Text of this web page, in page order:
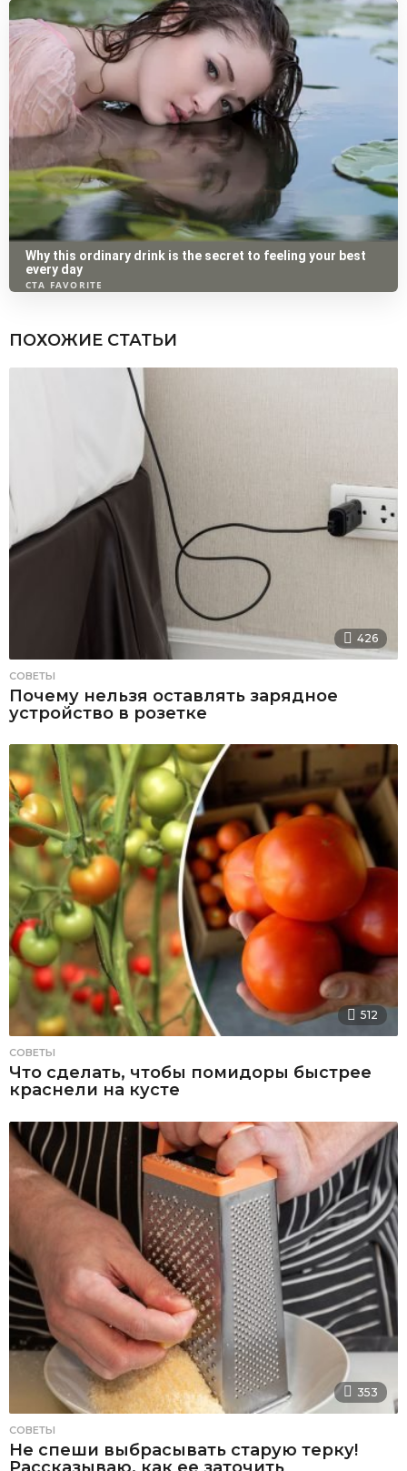
ПОХОЖИЕ СТАТЬИ
426
СОВЕТЫ
Почему нельзя оставлять зарядное
устройство в розетке
512
СОВЕТЫ
Что сделать, чтобы помидоры быстрее
краснели на кусте
353
СОВЕТЫ
Не спеши выбрасывать старую терку!